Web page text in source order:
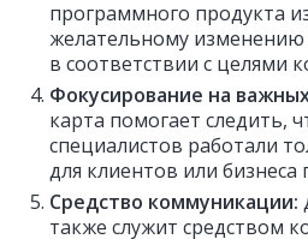
программного продукта
желательному
в соответствии с целями
Фокусирование на
карта помогает следить,
специалистов работали
для клиентов или бизнеса
Средство коммуникации:
также служит средством